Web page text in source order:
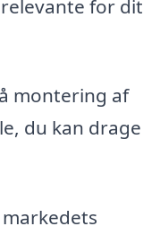
for dit
montering af
du kan drage